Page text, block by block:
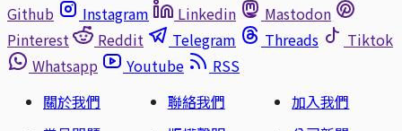
Github
Instagram Linkedin
Mastodon
Pinterest
Reddit Telegram Threads
Tiktok
Whatsapp
Youtube
RSS
關於我們
聯絡我們
加入我們